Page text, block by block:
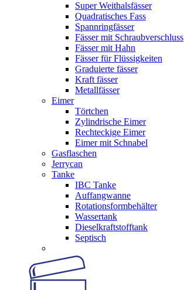
Super Weithalsfässer
Quadratisches Fass
Spannringfässer
Fässer mit Schraubverschluss
Fässer mit Hahn
Fässer für Flüssigkeiten
Graduierte fässer
Kraft fässer
Metallfässer
Eimer
Törtchen
Zylindrische Eimer
Rechteckige Eimer
Eimer mit Schnabel
Gasflaschen
Jerrycan
Tanke
IBC Tanke
Auffangwanne
Rotationsformbehälter
Wassertank
Dieselkraftstofftank
Septisch